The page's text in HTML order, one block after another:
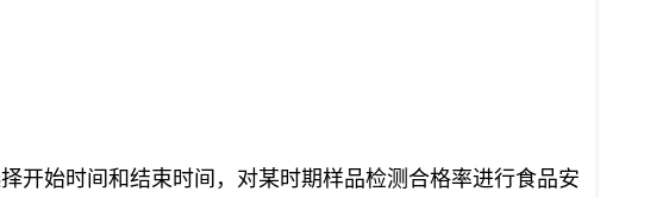
开始时间和结束时间，对某时期样品检测合格率进行食品安